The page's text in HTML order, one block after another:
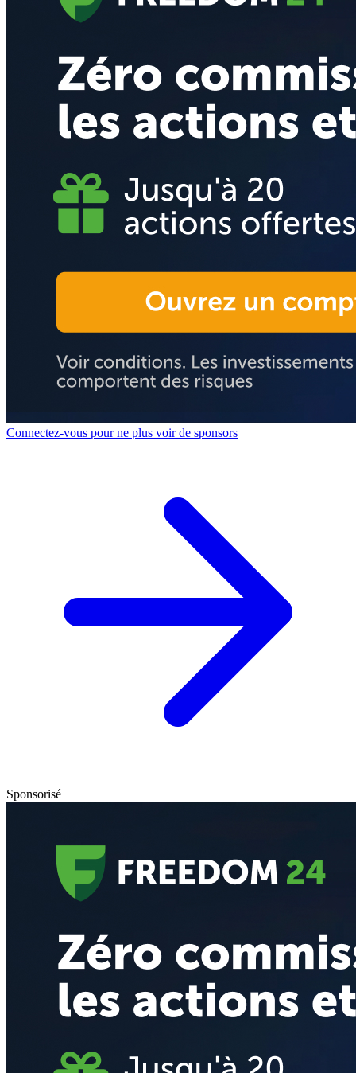
Connectez-vous pour ne plus voir de sponsors
Sponsorisé